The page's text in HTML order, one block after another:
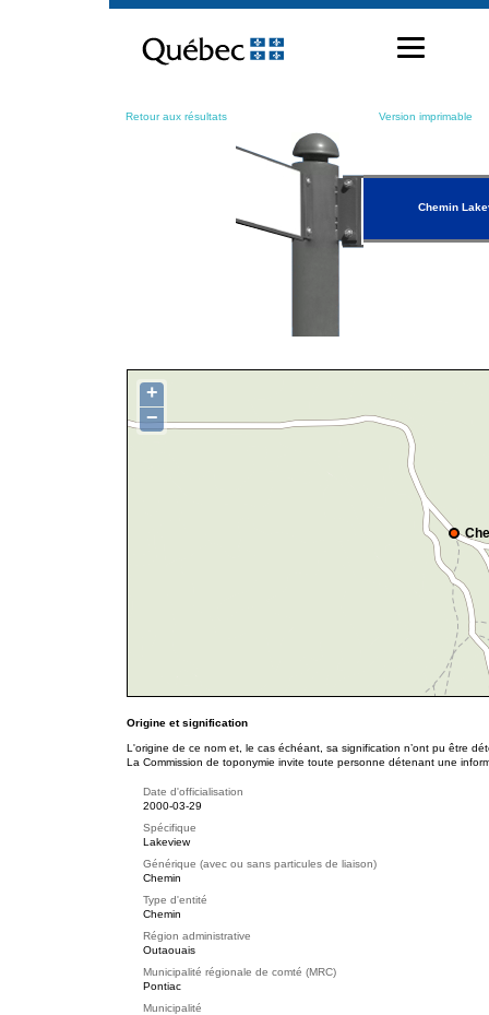
contenu
Retour aux résultats Version imprimable
Chemin
+
−
Origine et signification
L'origine de ce nom et, le cas échéant, sa signification n’ont pu être
La Commission de toponymie invite toute personne détenant une
Date d'officialisation
2000-03-29
Spécifique
Lakeview
Générique (avec ou sans particules de liaison)
Chemin
Type d'entité
Chemin
Région administrative
Outaouais
Municipalité régionale de comté (MRC)
Pontiac
Municipalité